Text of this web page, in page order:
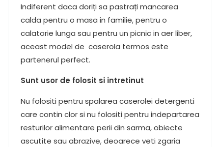
Indiferent daca doriți sa pastrați mancarea
calda pentru o masa in familie, pentru o
calatorie lunga sau pentru un picnic in aer liber,
aceast model de caserola termos este
partenerul perfect.
Sunt usor de folosit si intretinut
Nu folositi pentru spalarea caserolei detergenti
care contin clor si nu folositi pentru indepartarea
resturilor alimentare perii din sarma, obiecte
ascutite sau abrazive, deoarece veti zgaria